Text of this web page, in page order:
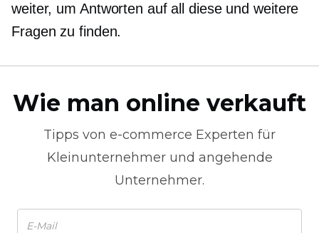
weiter, um Antworten auf all diese und weitere
Fragen zu finden.
Wie man online verkauft
Tipps von e-commerce Experten für
Kleinunternehmer und angehende
Unternehmer.